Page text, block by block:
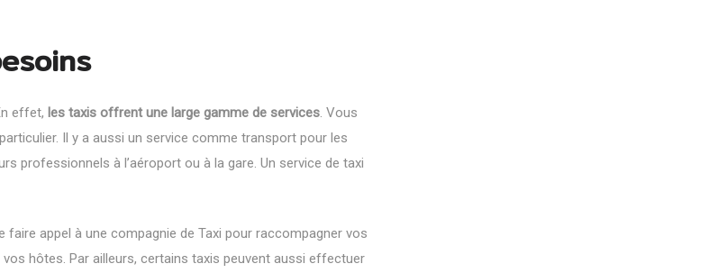
effet, les taxis offrent une large gamme de services. Vous
Il y a aussi un service comme transport pour les
professionnels à l’aéroport ou à la gare. Un service de taxi
appel à une compagnie de Taxi pour raccompagner vos
hôtes. Par ailleurs, certains taxis peuvent aussi effectuer